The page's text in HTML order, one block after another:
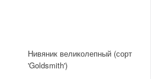
Нивяник великолепный (сорт
'Goldsmith')